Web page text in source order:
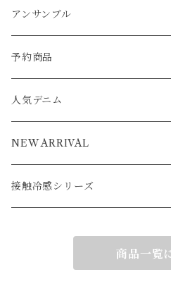
カーディガン
アウター
ジャケット
ベスト
ジャケット
アンサンブル
ワンピース
ベスト
カーディガン
ブルゾン
カーディガン
パーカー
ワンピース
ベスト
ポンチョ
アウター
ブルゾン
ジャケット
コート
ベスト
アンサンブル
予約商品
人気デニム
NEW ARRIVAL
接触冷感シリーズ
商品一覧